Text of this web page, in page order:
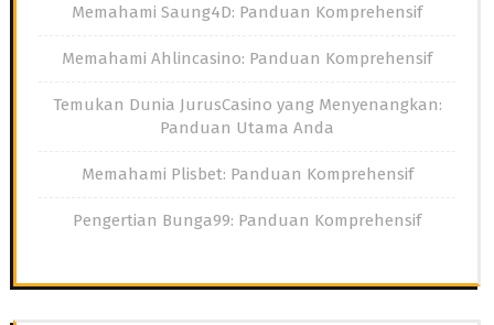
Memahami Saung4D: Panduan Komprehensif
Memahami Ahlincasino: Panduan Komprehensif
Temukan Dunia JurusCasino yang Menyenangkan:
Panduan Utama Anda
Memahami Plisbet: Panduan Komprehensif
Pengertian Bunga99: Panduan Komprehensif